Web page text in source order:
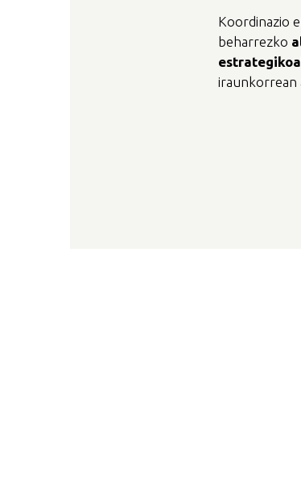
Koordinazio
beharrezko
iraunkorrean